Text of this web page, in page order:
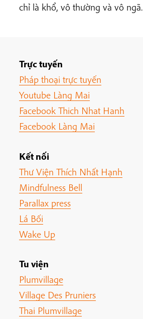
chỉ là khổ, vô thường và vô ngã.
Trực tuyến
Pháp thoại trực tuyến
Youtube Làng Mai
Facebook Thich Nhat Hanh
Facebook Làng Mai
Kết nối
Thư Viện Thích Nhất Hạnh
Mindfulness Bell
Parallax press
Lá Bối
Wake Up
Tu viện
Plumvillage
Village Des Pruniers
Thai Plumvillage